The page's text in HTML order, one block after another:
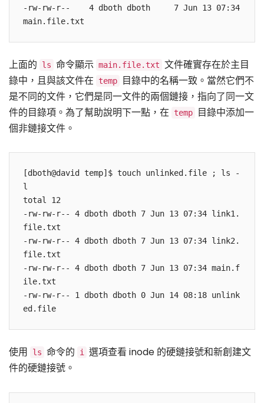
-rw-rw-r--    4 dboth dboth     7 Jun 13 07:34
上面的 ls 命令顯示 main.file.txt 文件確實存在於主目
錄中，且與該文件在
temp
目錄中的名稱一致。當然它們不
是不同的文件，它們是同一文件的兩個鏈接，指向了同一文
件的目錄項。為了幫助說明下一點，在
temp
目錄中添加一
個非鏈接文件。
[dboth@david temp]$ touch unlinked.file ; ls -
l
total 12
-rw-rw-r-- 4 dboth dboth 7 Jun 13 07:34 link1.
file.txt
-rw-rw-r-- 4 dboth dboth 7 Jun 13 07:34 link2.
file.txt
-rw-rw-r-- 4 dboth dboth 7 Jun 13 07:34 main.f
ile.txt
-rw-rw-r-- 1 dboth dboth 0 Jun 14 08:18 unlink
使用 ls 命令的 i 選項查看 inode 的硬鏈接號和新創建文
件的硬鏈接號。